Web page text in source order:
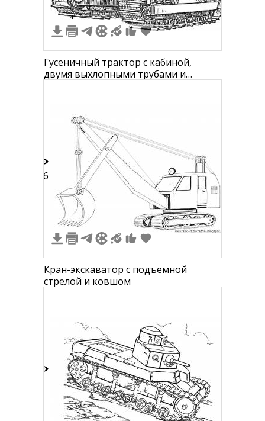
4
Гусеничный трактор с кабиной,
двумя выхлопными трубами и
16
Кран-экскаватор с подъемной
стрелой и ковшом